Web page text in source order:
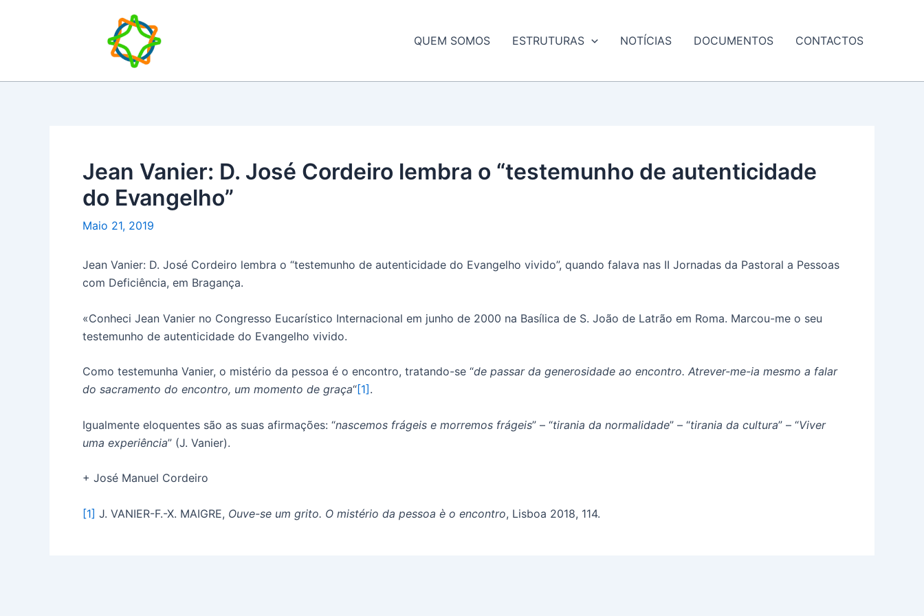
QUEM SOMOS ESTRUTURAS NOTÍCIAS DOCUMENTOS CONTACTOS
Jean Vanier: D. José Cordeiro lembra o “testemunho de autenticidade
do Evangelho”
Maio 21, 2019
Jean Vanier: D. José Cordeiro lembra o “testemunho de autenticidade do Evangelho vivido”, quando falava nas II Jornadas da Pastoral a Pessoas
com Deficiência, em Bragança.
«Conheci Jean Vanier no Congresso Eucarístico Internacional em junho de 2000 na Basílica de S. João de Latrão em Roma. Marcou-me o seu
testemunho de autenticidade do Evangelho vivido.
Como testemunha Vanier, o mistério da pessoa é o encontro, tratando-se “de passar da generosidade ao encontro. Atrever-me-ia mesmo a falar
do sacramento do encontro, um momento de graça“[1] .
Igualmente eloquentes são as suas afirmações: “nascemos frágeis e morremos frágeis” – “tirania da normalidade” – “tirania da cultura” – “Viver
uma experiência” (J. Vanier).
+ José Manuel Cordeiro
[1] J. VANIER-F.-X. MAIGRE, Ouve-se um grito. O mistério da pessoa è o encontro, Lisboa 2018, 114.